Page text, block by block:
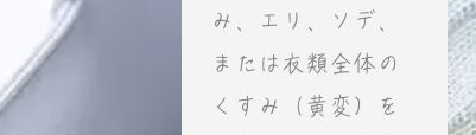
み、エリ、ソデ、
または衣類全体の
くすみ（黄変）を